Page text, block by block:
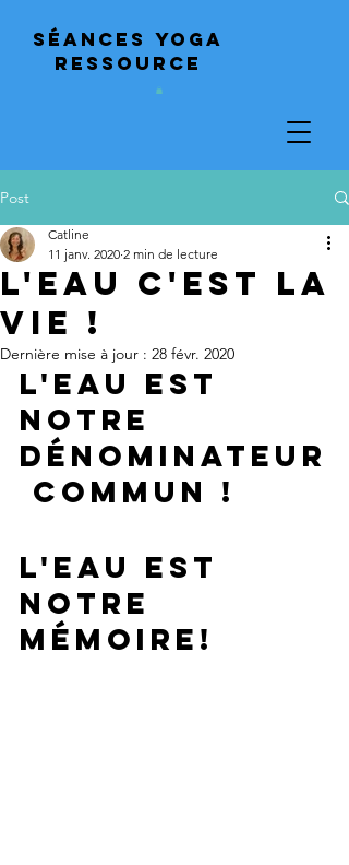
Séances yoga
ressource
Post
L'eau c'est la
vie !
Catline
11 janv. 2020 2 min de lecture
Dernière mise à jour : 28 févr. 2020
L'eau est
notre
dénominateur
commun !
L'eau est
notre
mémoire!